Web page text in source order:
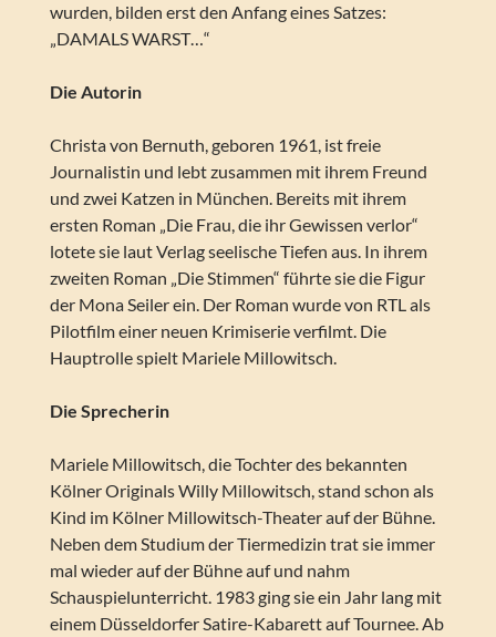
wurden, bilden erst den Anfang eines Satzes:
„DAMALS WARST…“
Die Autorin
Christa von Bernuth, geboren 1961, ist freie
Journalistin und lebt zusammen mit ihrem Freund
und zwei Katzen in München. Bereits mit ihrem
ersten Roman „Die Frau, die ihr Gewissen verlor“
lotete sie laut Verlag seelische Tiefen aus. In ihrem
zweiten Roman „Die Stimmen“ führte sie die Figur
der Mona Seiler ein. Der Roman wurde von RTL als
Pilotfilm einer neuen Krimiserie verfilmt. Die
Hauptrolle spielt Mariele Millowitsch.
Die Sprecherin
Mariele Millowitsch, die Tochter des bekannten
Kölner Originals Willy Millowitsch, stand schon als
Kind im Kölner Millowitsch-Theater auf der Bühne.
Neben dem Studium der Tiermedizin trat sie immer
mal wieder auf der Bühne auf und nahm
Schauspielunterricht. 1983 ging sie ein Jahr lang mit
einem Düsseldorfer Satire-Kabarett auf Tournee. Ab